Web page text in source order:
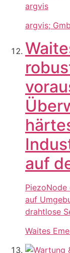
argvis
argvis;
auf
auf
drahtlose
Waites